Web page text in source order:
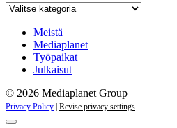
Katso
kampanjat
Meistä
Mediaplanet
Työpaikat
Julkaisut
© 2026 Mediaplanet Group
Privacy Policy | Revise privacy settings